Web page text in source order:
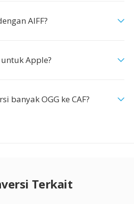
AIFF?
Apple?
banyak OGG ke CAF?
Terkait